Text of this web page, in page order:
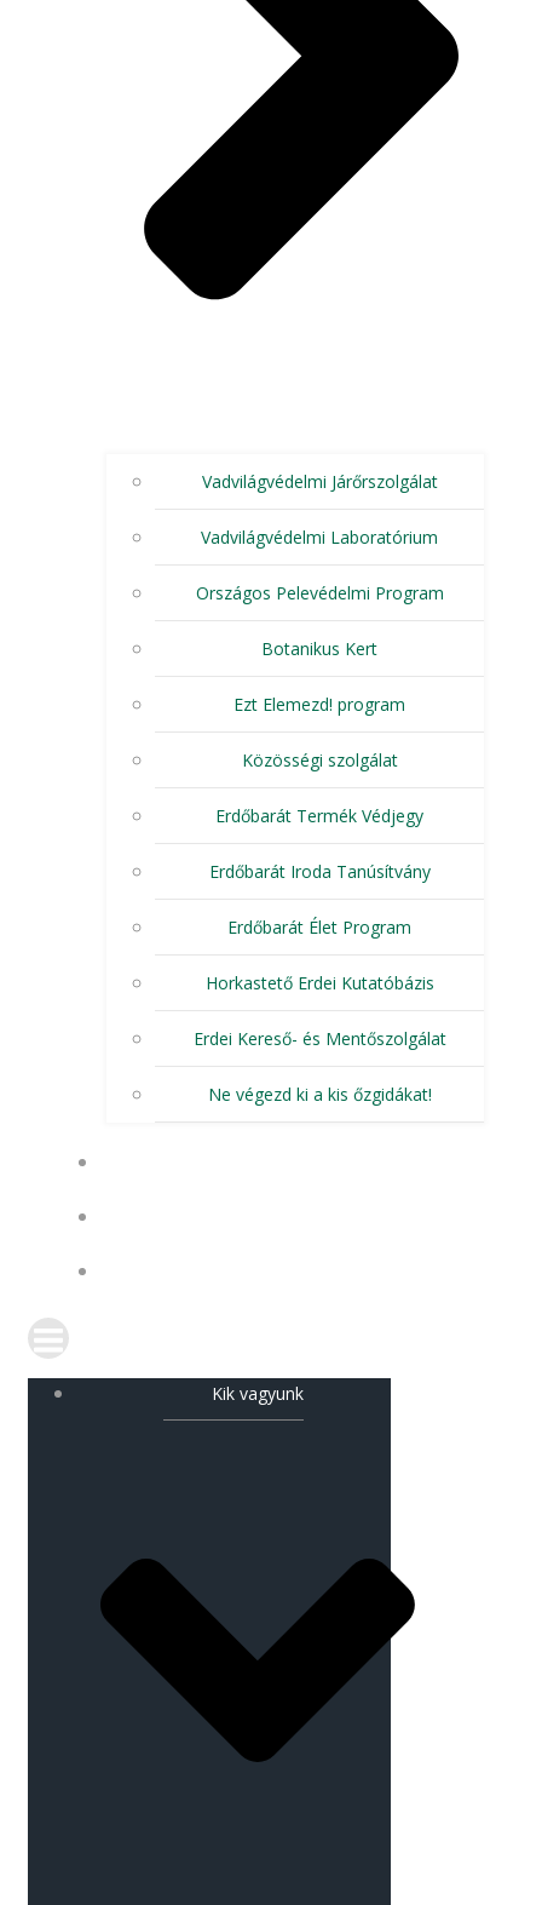
Vadvilágvédelmi Járőrszolgálat
Vadvilágvédelmi Laboratórium
Országos Pelevédelmi Program
Botanikus Kert
Ezt Elemezd! program
Közösségi szolgálat
Erdőbarát Termék Védjegy
Erdőbarát Iroda Tanúsítvány
Erdőbarát Élet Program
Horkastető Erdei Kutatóbázis
Erdei Kereső- és Mentőszolgálat
Ne végezd ki a kis őzgidákat!
Kik vagyunk